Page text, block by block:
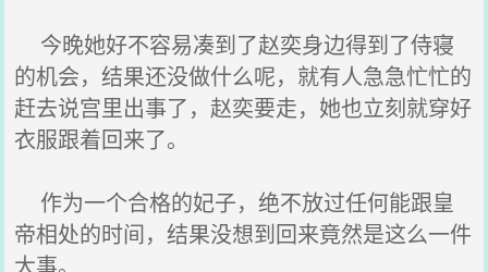
今晚她好不容易凑到了赵奕身边得到了侍寝
的机会，结果还没做什么呢，就有人急急忙忙的
赶去说宫里出事了，赵奕要走，她也立刻就穿好
衣服跟着回来了。
作为一个合格的妃子，绝不放过任何能跟皇
帝相处的时间，结果没想到回来竟然是这么一件
大事。